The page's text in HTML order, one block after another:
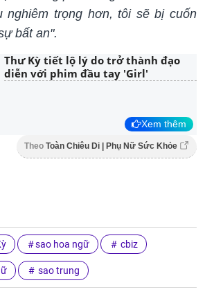
nghiêm trọng hơn, tôi sẽ bị cuốn
bất an".
Thư Kỳ tiết lộ lý do trở thành đạo
diễn với phim đầu tay 'Girl'
Xem thêm
Theo Toàn Chiêu Di | Phụ Nữ Sức Khỏe
sao hoa ngữ cbiz
sao trung